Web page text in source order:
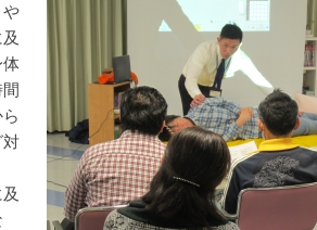
や
体
対